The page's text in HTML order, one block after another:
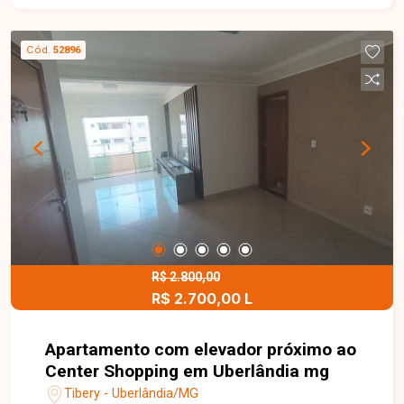
varanda, área de serviço e 02 vagas de garagem
cobertas. O amplo quintal oferece excelente
espaço para implantação de uma área gourmet,
piscina, jardim ou futuras ampliações, agregando
ainda mais conforto e valorização ao imóvel. Esta
é uma excelente oportunidade para quem busca
uma casa funcional, com amplo espaço externo e
excelente localização no bairro Jardim Holanda.
Agende uma visita e venha conhecer todos os
detalhes deste imóvel.
Cód. 52896
R$ 2.800,00
R$ 2.700,00 L
Apartamento com elevador próximo ao
Center Shopping em Uberlândia mg
Tibery - Uberlândia/MG